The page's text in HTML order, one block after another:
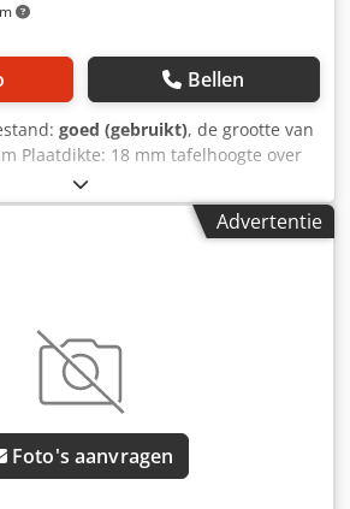
Bellen
goed (gebruikt), de grootte van
Plaatdikte: 18 mm tafelhoogte over
Na R Ss Ak Eok
Advertentie
Foto's aanvragen